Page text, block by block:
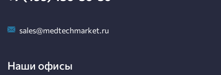
sales@medtechmarket.ru
Наши офисы